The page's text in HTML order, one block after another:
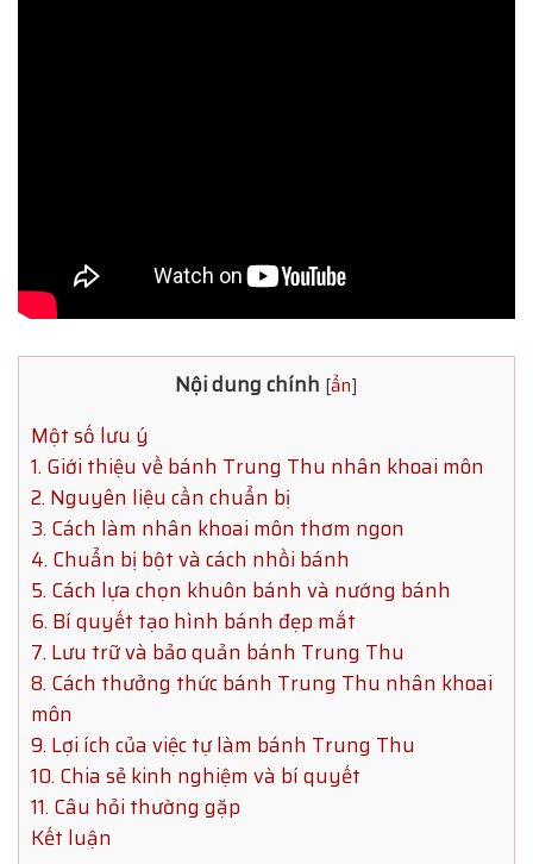
Nội dung chính [ẩn]
Một số lưu ý
1. Giới thiệu về bánh Trung Thu nhân khoai môn
2. Nguyên liệu cần chuẩn bị
3. Cách làm nhân khoai môn thơm ngon
4. Chuẩn bị bột và cách nhồi bánh
5. Cách lựa chọn khuôn bánh và nướng bánh
6. Bí quyết tạo hình bánh đẹp mắt
7. Lưu trữ và bảo quản bánh Trung Thu
8. Cách thưởng thức bánh Trung Thu nhân khoai
môn
9. Lợi ích của việc tự làm bánh Trung Thu
10. Chia sẻ kinh nghiệm và bí quyết
11. Câu hỏi thường gặp
Kết luận